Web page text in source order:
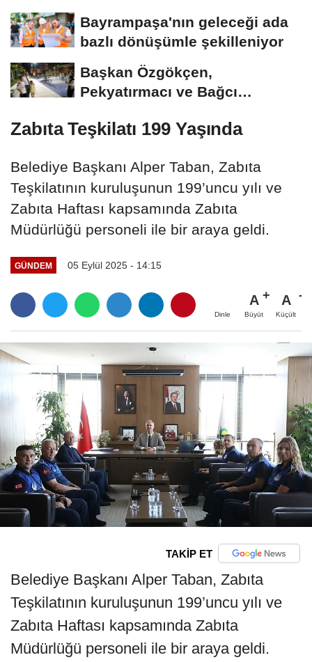
Bayrampaşa'nın geleceği ada
bazlı dönüşümle şekilleniyor
Başkan Özgökçen,
Pekyatırmacı ve Bağcı
Vatandaşlarla...
Zabıta Teşkilatı 199 Yaşında
Belediye Başkanı Alper Taban, Zabıta
Teşkilatının kuruluşunun 199’uncu yılı ve
Zabıta Haftası kapsamında Zabıta
Müdürlüğü personeli ile bir araya geldi.
GÜNDEM 05 Eylül 2025 - 14:15
Dinle
A
Büyüt
A
Küçült
TAKİP ET
Belediye Başkanı Alper Taban, Zabıta
Teşkilatının kuruluşunun 199’uncu yılı ve
Zabıta Haftası kapsamında Zabıta
Müdürlüğü personeli ile bir araya geldi.